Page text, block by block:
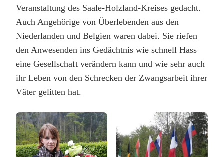
Veranstaltung des Saale-Holzland-Kreises gedacht.
Auch Angehörige von Überlebenden aus den
Niederlanden und Belgien waren dabei. Sie riefen
den Anwesenden ins Gedächtnis wie schnell Hass
eine Gesellschaft verändern kann und wie sehr auch
ihr Leben von den Schrecken der Zwangsarbeit ihrer
Väter gelitten hat.